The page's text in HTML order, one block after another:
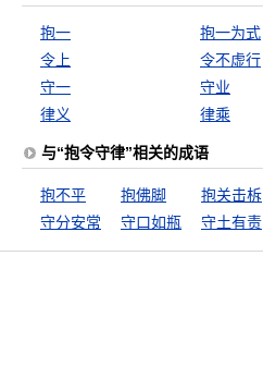
抱一 抱一为式
令上
令不虚行
守一
守业
律义
律乘
与“抱令守律”相关的成语
抱不平 抱佛脚 抱关击柝
守分安常
守口如瓶 守土有责